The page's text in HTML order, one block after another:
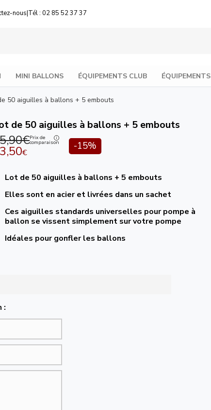
nous|Tél : 02 85 52 37 37
MINI BALLONS ÉQUIPEMENTS CLUB
50 aiguilles à ballons + 5 embouts
de 50 aiguilles à ballons + 5 embouts
Prix de
comparaison
€ -15%
Lot de 50 aiguilles à ballons + 5 embouts
Elles sont en acier et livrées dans un sachet
Ces aiguilles standards universelles pour pompe à
ballon se vissent simplement sur votre pompe
Idéales pour gonfler les ballons
: